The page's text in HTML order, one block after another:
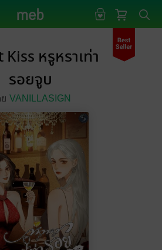
หรูหราเท่า
รอยจูบ
VANILLASIGN